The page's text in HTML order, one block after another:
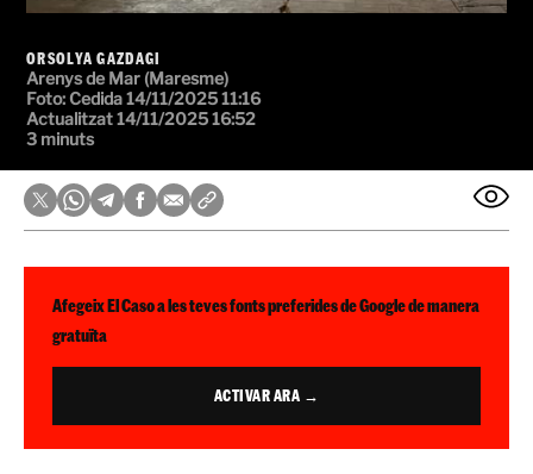
ORSOLYA GAZDAGI
Arenys de Mar (Maresme)
Foto: Cedida14/11/2025 11:16
Actualitzat 14/11/2025 16:52
3 minuts
Afegeix El Caso a les teves fonts preferides de Google de manera
gratuïta
ACTIVAR ARA →